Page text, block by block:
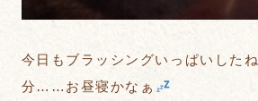
今日もブラッシングいっぱいした
分……お昼寝かなぁ